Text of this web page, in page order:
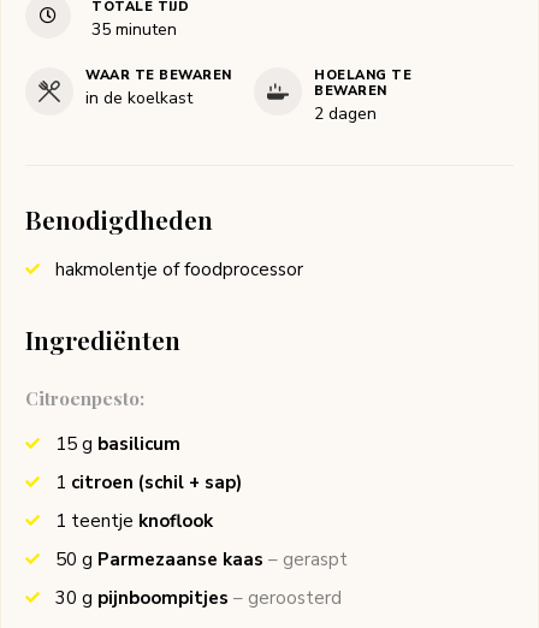
TOTALE TIJD
35minuten
minuten
WAAR TE BEWAREN
in de koelkast
HOELANG TE
BEWAREN
2 dagen
Benodigdheden
hakmolentje of foodprocessor
Ingrediënten
Citroenpesto:
15 g basilicum
1 citroen (schil + sap)
1 teentje knoflook
50 g Parmezaanse kaas – geraspt
30 g pijnboompitjes – geroosterd